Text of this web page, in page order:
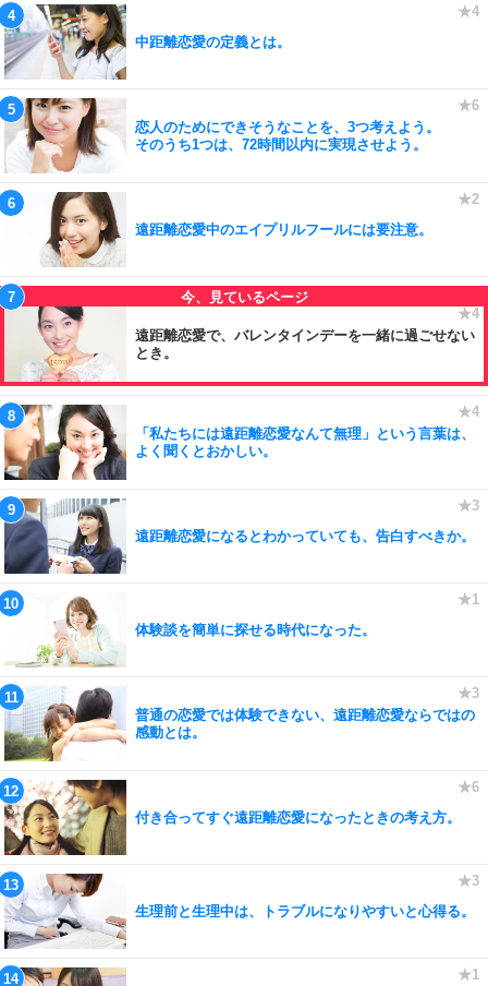
中距離恋愛の定義とは。
恋人のためにできそうなことを、3つ考えよう。
そのうち1つは、72時間以内に実現させよう。
遠距離恋愛中のエイプリルフールには要注意。
遠距離恋愛で、バレンタインデーを一緒に過ごせない
とき。
「私たちには遠距離恋愛なんて無理」という言葉は、
よく聞くとおかしい。
遠距離恋愛になるとわかっていても、告白すべきか。
体験談を簡単に探せる時代になった。
普通の恋愛では体験できない、遠距離恋愛ならではの
感動とは。
付き合ってすぐ遠距離恋愛になったときの考え方。
生理前と生理中は、トラブルになりやすいと心得る。